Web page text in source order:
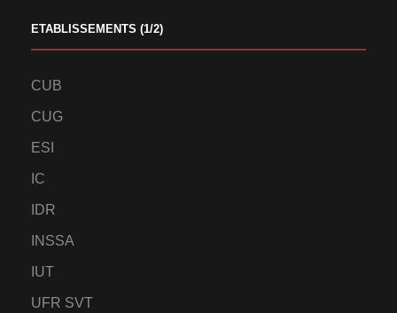
ETABLISSEMENTS (1/2)
CUB
CUG
ESI
IC
IDR
INSSA
IUT
UFR SVT